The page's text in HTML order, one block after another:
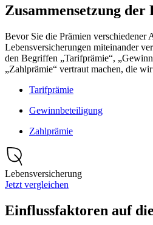
Zusammensetzung der
Bevor Sie die Prämien verschiedener
Lebensversicherungen miteinander
den Begriffen „Tarifprämie“,
„Zahlprämie“ vertraut machen, die
Tarifprämie
Gewinnbeteiligung
Zahlprämie
Lebensversicherung
Jetzt vergleichen
Einflussfaktoren auf